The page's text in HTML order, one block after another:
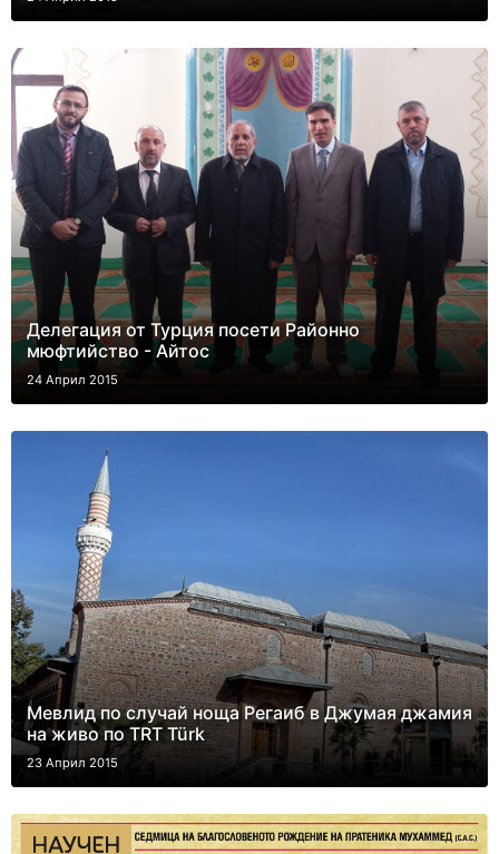
Делегация от Турция посети Районно
мюфтийство - Айтос
24 Април 2015
Мевлид по случай ноща Регаиб в Джумая джамия
на живо по TRT Türk
23 Април 2015